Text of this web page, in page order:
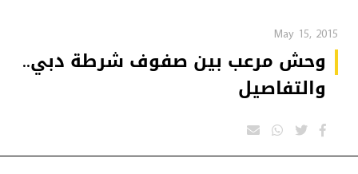
May 15, 2015
وحش مرعب بين صفوف شرطة دبي..
والتفاصيل